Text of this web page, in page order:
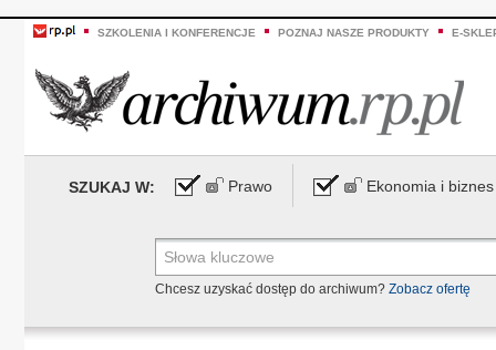
SZKOLENIA I KONFERENCJE POZNAJ NASZE PRODUKTY E-
SZUKAJ W: Prawo Ekonomia i biznes
Chcesz uzyskać dostęp do archiwum? Zobacz ofertę